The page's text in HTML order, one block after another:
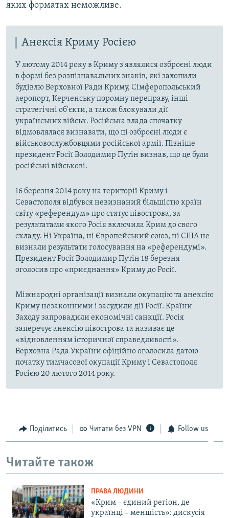
яких форматах неможливе.
Анексія Криму Росією
У лютому 2014 року в Криму з'являлися озброєні люди
в формі без розпізнавальних знаків, які захопили
будівлю Верховної Ради Криму, Сімферопольський
аеропорт, Керченську поромну переправу, інші
стратегічні об'єкти, а також блокували дії
українських військ. Російська влада спочатку
відмовлялася визнавати, що ці озброєні люди є
військовослужбовцями російської армії. Пізніше
президент Росії Володимир Путін визнав, що це були
російські військові.
16 березня 2014 року на території Криму і
Севастополя відбувся невизнаний більшістю країн
світу «референдум» про статус півострова, за
результатами якого Росія включила Крим до свого
складу. Ні Україна, ні Європейський союз, ні США не
визнали результати голосування на «референдумі».
Президент Росії Володимир Путін 18 березня
оголосив про «приєднання» Криму до Росії.
Міжнародні організації визнали окупацію та анексію
Криму незаконними і засудили дії Росії. Країни
Заходу запровадили економічні санкції. Росія
заперечує анексію півострова та називає це
«відновленням історичної справедливості».
Верховна Рада України офіційно оголосила датою
початку тимчасової окупації Криму і Севастополя
Росією 20 лютого 2014 року.
Поділитись Читати без VPN Follow us
Читайте також
ПРАВА ЛЮДИНИ
«Крим – єдиний регіон, де
українці – меншість»: дискусія